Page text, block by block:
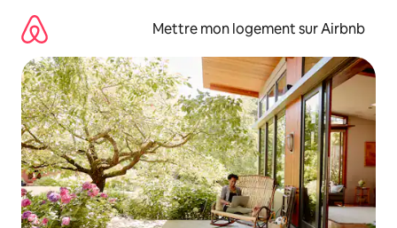
directement
contenu
Mettre mon logement sur Airbnb